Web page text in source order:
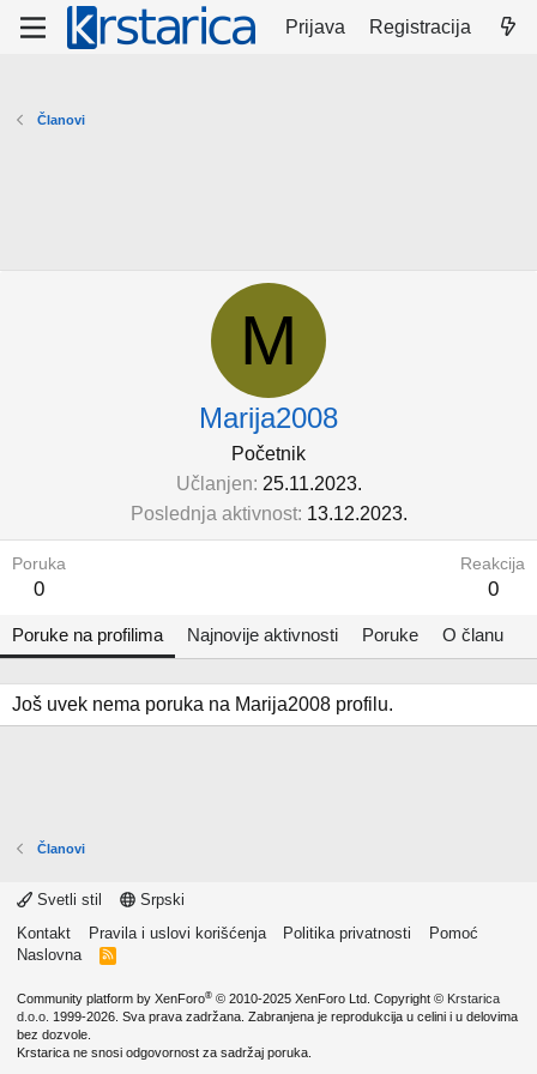
Prijava Registracija
Članovi
M
Marija2008
Početnik
Učlanjen 25.11.2023.
Poslednja aktivnost 13.12.2023.
Poruka
0
Reakcija
0
Poruke na profilima Najnovije aktivnosti Poruke O članu
Još uvek nema poruka na Marija2008 profilu.
Članovi
Svetli stil
Srpski
Kontakt
Pravila i uslovi korišćenja Politika privatnosti
Pomoć
Naslovna
R
Community platform by XenForo® © 2010-2025 XenForo Ltd. Copyright © Krstarica
d.o.o. 1999-2026. Sva prava zadržana. Zabranjena je reprodukcija u celini i u delovima
bez dozvole.
Krstarica ne snosi odgovornost za sadržaj poruka.